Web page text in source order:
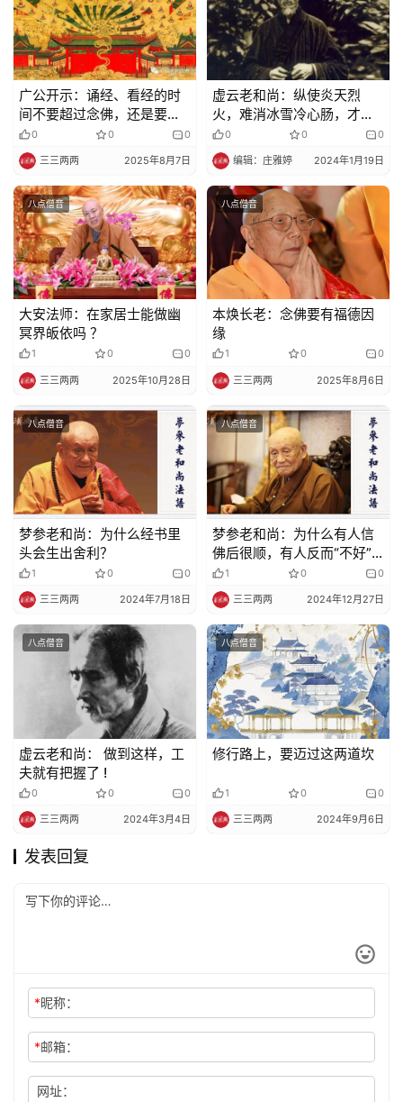
广公开示：诵经、看经的时
间不要超过念佛，还是要以
念佛为主
0 0 0
三三两两 2025年8月7日
虚云老和尚：纵使炎天烈
火，难消冰雪冷心肠，才能
与道相应
0 0 0
编辑：庄雅婷 2024年1月19日
八点僧音
大安法师：在家居士能做幽
冥界皈依吗 ？
1 0 0
三三两两 2025年10月28日
八点僧音
本焕长老：念佛要有福德因
缘
1 0 0
三三两两 2025年8月6日
八点僧音
梦参老和尚：为什么经书里
头会生出舍利？
1 0 0
三三两两 2024年7月18日
八点僧音
梦参老和尚：为什么有人信
佛后很顺，有人反而“不好”
了呢？
1 0 0
三三两两 2024年12月27日
八点僧音
虚云老和尚： 做到这样，工
夫就有把握了 !
0 0 0
三三两两 2024年3月4日
八点僧音
修行路上，要迈过这两道坎
1 0 0
三三两两 2024年9月6日
发表回复
*昵称：
*邮箱：
网址：